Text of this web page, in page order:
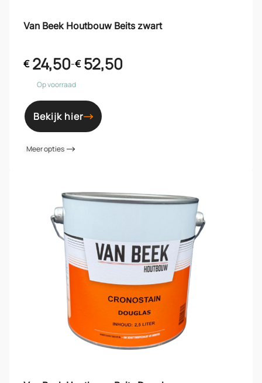
Van Beek Houtbouw Beits zwart
€24,50-€52,50
Op voorraad
Bekijk hier
Meer opties